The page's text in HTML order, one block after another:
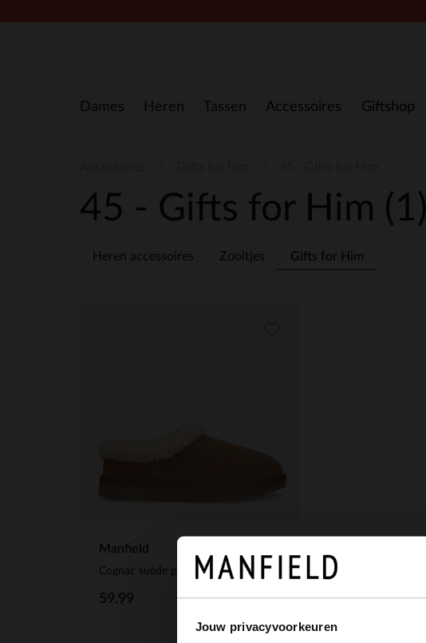
Jouw privacyvoorkeuren
Dames Heren Tassen Accessoires Giftshop
45 - Gifts for Him (1)
Heren accessoires Zooltjes Gifts for Him
Manfield
Cognac suède pantoffels met imitatie wol
59.99